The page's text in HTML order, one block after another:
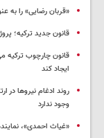
«قربان رضایی» را به
قانون جدید ترکیه؛
قانون چارچوب ترکیه
ایجاد کند
روند ادغام نیروها
وجود ندارد
«غیاث احمدی»،